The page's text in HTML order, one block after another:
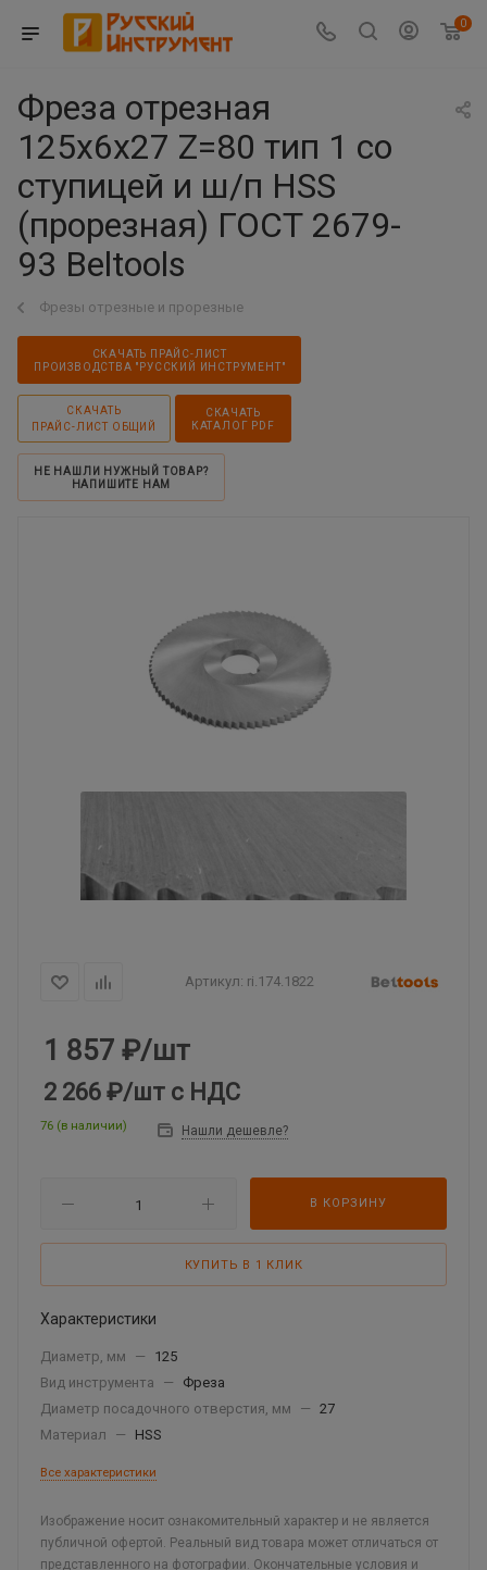
0
Фреза отрезная
125х6х27 Z=80 тип 1 со
ступицей и ш/п HSS
(прорезная) ГОСТ 2679-
93 Beltools
Фрезы отрезные и прорезные
СКАЧАТЬ ПРАЙС-ЛИСТ
ПРОИЗВОДСТВА "РУССКИЙ ИНСТРУМЕНТ"
СКАЧАТЬ
ПРАЙС-ЛИСТ ОБЩИЙ
СКАЧАТЬ
КАТАЛОГ PDF
НЕ НАШЛИ НУЖНЫЙ ТОВАР?
НАПИШИТЕ НАМ
Артикул: ri.174.1822
1 857 ₽/шт
2 266 ₽/шт с НДС
76 (в наличии) Нашли дешевле?
В КОРЗИНУ
КУПИТЬ В 1 КЛИК
Характеристики
Диаметр, мм —
125
Вид инструмента
—
Фреза
Диаметр посадочного отверстия, мм
— 27
Материал
— HSS
Все характеристики
Изображение носит ознакомительный характер и не является
публичной офертой. Реальный вид товара может отличаться от
представленного на фотографии. Окончательные условия и